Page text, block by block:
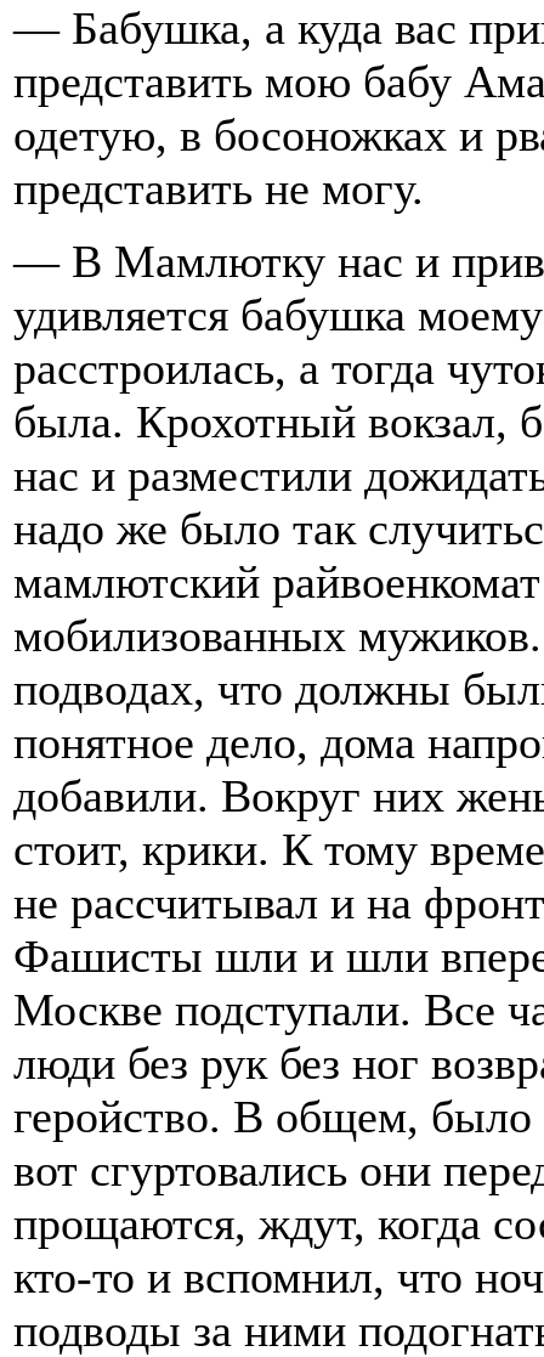
— Бабушка, а куда вас
представить мою бабу
одетую, в босоножках и
представить не могу.
— В Мамлютку нас и
удивляется бабушка
расстроилась, а тогда
была. Крохотный вокзал,
нас и разместили
надо же было так
мамлютский
мобилизованных
подводах, что должны
понятное дело, дома
добавили. Вокруг них
стоит, крики. К тому
не рассчитывал и на
Фашисты шли и шли
Москве подступали. Все
люди без рук без ног
геройство. В общем, было
вот сгуртовались они
прощаются, ждут, когда
кто-то и вспомнил, что
подводы за ними